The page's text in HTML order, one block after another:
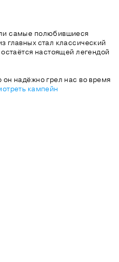
самые полюбившиеся
главных стал классический
настоящей легендой
надёжно грел нас во время
кампейн